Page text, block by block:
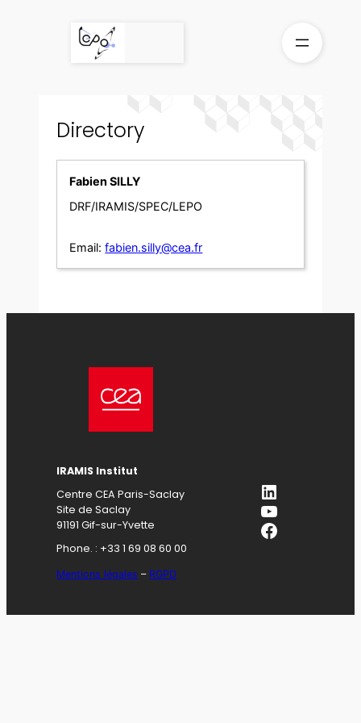
Directory
Fabien SILLY
DRF/IRAMIS/SPEC/LEPO
Email: fabien.silly@cea.fr
IRAMIS Institut
Centre CEA Paris-Saclay
Site de Saclay
91191 Gif-sur-Yvette
Phone. : +33 1 69 08 60 00
Mentions légales – RGPD
LinkedIn
YouTube
Facebook